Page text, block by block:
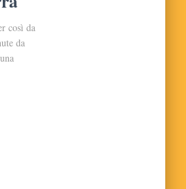
così da
da